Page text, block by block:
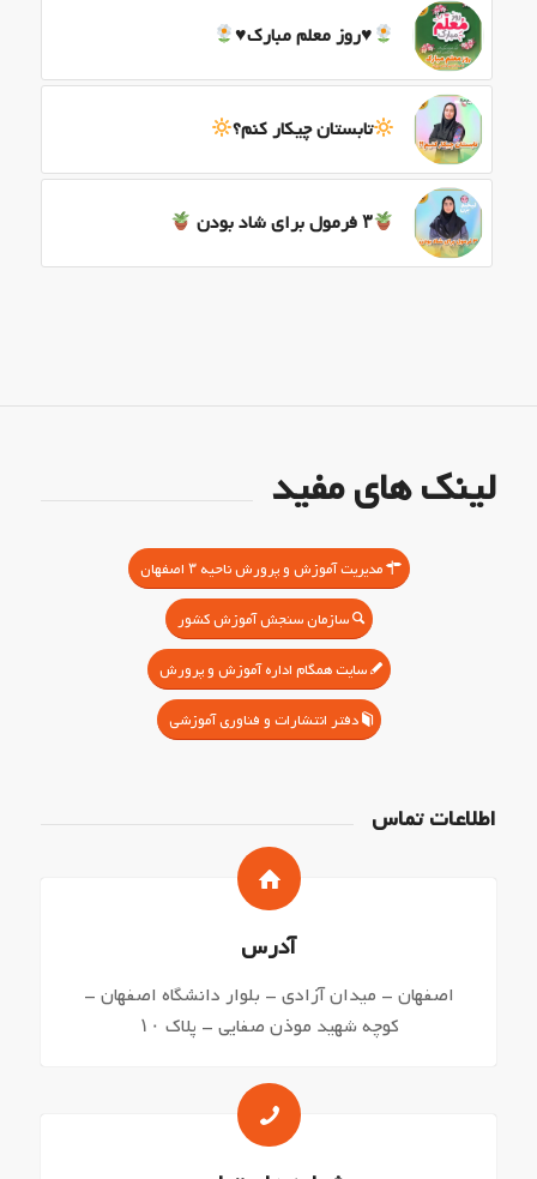
♥️روز معلم مبارک♥️
تابستان چیکار کنم؟
۳ فرمول برای شاد بودن
لینک های مفید
مدیریت آموزش و پرورش ناحیه ۳ اصفهان
سازمان سنجش آموزش کشور
سایت همگام اداره آموزش و پرورش
دفتر انتشارات و فناوری آموزشی
اطلاعات تماس
آدرس
اصفهان – میدان آزادی – بلوار دانشگاه اصفهان –
کوچه شهید موذن صفایی – پلاک ۱۰